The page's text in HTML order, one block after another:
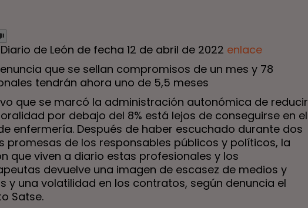
de León de fecha 12 de abril de 2022 enlace
que se sellan compromisos de un mes y 78
tendrán ahora uno de 5,5 meses
que se marcó la administración autonómica de reducir
por debajo del 8% está lejos de conseguirse en el
enfermería. Después de haber escuchado durante dos
promesas de los responsables públicos y políticos, la
que viven a diario estas profesionales y los
devuelve una imagen de escasez de medios y
y una volatilidad en los contratos, según denuncia el
Satse.